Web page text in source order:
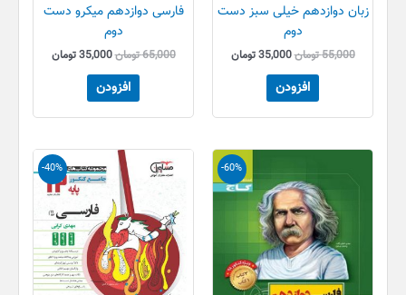
زبان دوازدهم خیلی سبز دست
دوم
55,000تومان35,000تومان
افزودن
فارسی دوازدهم میکرو دست
دوم
65,000تومان35,000تومان
افزودن
-60%
اصلی
250,000 تومان
بود.
قیمت
فعلی
-40%
اصلی
40,000 تومان
بود.
قیمت
فعلی
است.